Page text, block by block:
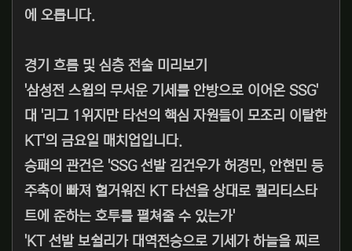
에 오릅니다.
경기 흐름 및 심층 전술 미리보기
'삼성전 스윕의 무서운 기세를 안방으로 이어온 SSG'
대 '리그 1위지만 타선의 핵심 자원들이 모조리 이탈한
KT'의 금요일 매치업입니다.
승패의 관건은 'SSG 선발 김건우가 허경민, 안현민 등
주축이 빠져 헐거워진 KT 타선을 상대로 퀄리티스타
트에 준하는 호투를 펼쳐줄 수 있는가'
'KT 선발 보쉴리가 대역전승으로 기세가 하늘을 찌르